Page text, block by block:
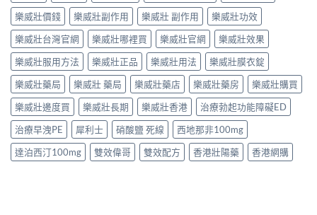
樂威壯價錢
樂威壯副作用 樂威壯 副作用
樂威壯功效
樂威壯台灣官網
樂威壯哪裡買 樂威壯官網
樂威壯效果
樂威壯服用方法
樂威壯正品 樂威壯用法
樂威壯膜衣錠
樂威壯藥局
樂威壯 藥局 樂威壯藥店 樂威壯藥房
樂威壯購買
樂威壯邊度買
樂威壯長期 樂威壯香港
治療勃起功能障礙ED
治療早洩PE
犀利士 硝酸鹽 死線
西地那非100mg
達泊西汀100mg
雙效偉哥 雙效配方 香港壯陽藥 香港網購